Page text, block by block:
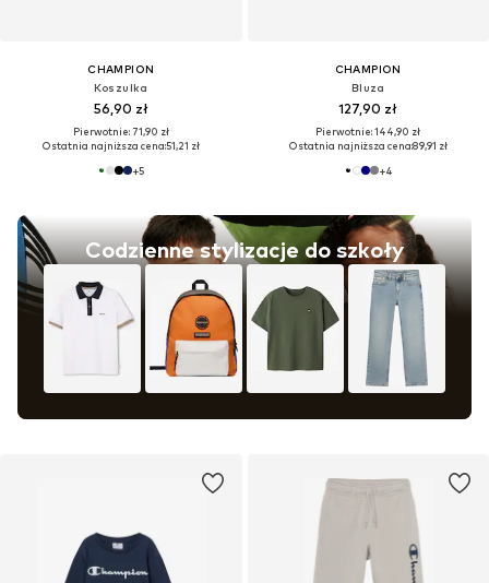
CHAMPION
Koszulka
56,90 zł
Pierwotnie: 71,90 zł
Ostatnia najniższa cena:51,21 zł
+5
Codzienne stylizacje do szkoły
CHAMPION
Bluza
127,90 zł
Pierwotnie: 144,90 zł
Ostatnia najniższa cena:89,91 zł
+4